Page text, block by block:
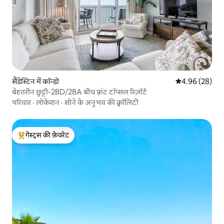
सैंडेस्टिन में कॉन्डो औसत रेटिंग 5 में
4.96 (28)
बेहतरीन छुट्टी-2BD/2BA बीच फ़्रंट टॉप्सल रिज़ॉर्ट
परिवार ·लोकेशन ·सोने के अनुभव की क्वॉलिटी
गेस्ट्स का टॉप फ़ेवरेट
गेस्ट्स की फ़ेवरेट